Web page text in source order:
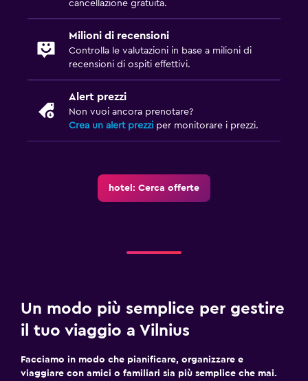
cancellazione gratuita.
Milioni di recensioni
Controlla le valutazioni in base a milioni di
recensioni di ospiti effettivi.
Alert prezzi
Non vuoi ancora prenotare?
Crea un alert prezzi per monitorare i prezzi.
hotel: Cerca offerte
Un modo più semplice per gestire
il tuo viaggio a Vilnius
Facciamo in modo che pianificare, organizzare e
viaggiare con amici o familiari sia più semplice che mai.